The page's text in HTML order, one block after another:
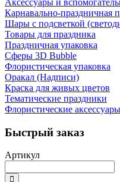
Аксессуары и
Карнавально-праздничная
Шары с подсветкой
Товары для праздника
Праздничная упаковка
Сферы 3D Bubble
Флористическая упаковка
Оракал (Надписи)
Краска для живых цветов
Тематические праздники
Флористические аксессуары
Быстрый заказ
Артикул